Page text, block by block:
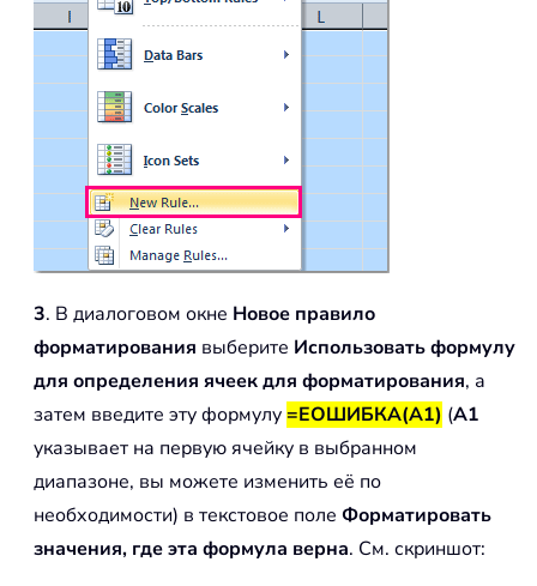
3. В диалоговом окне Новое правило
форматирования выберите Использовать формулу
для определения ячеек для форматирования, а
затем введите эту формулу=ЕОШИБКА(A1) (A1
указывает на первую ячейку в выбранном
диапазоне, вы можете изменить её по
необходимости) в текстовое поле Форматировать
значения, где эта формула верна. См. скриншот: